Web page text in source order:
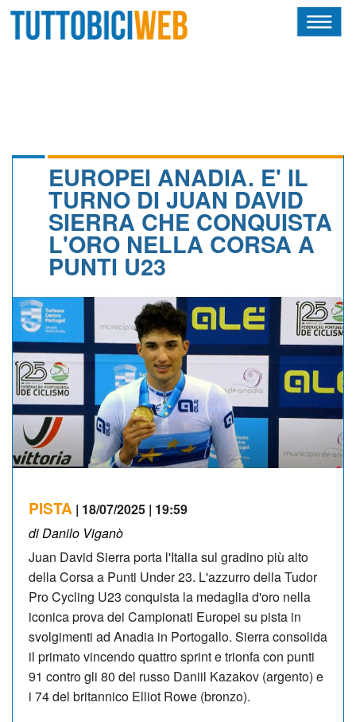
CALENDARIO
ALBI D'ORO
NEWSLETTER
EUROPEI ANADIA. E' IL
TURNO DI JUAN DAVID
SIERRA CHE CONQUISTA
L'ORO NELLA CORSA A
PUNTI U23
PISTA | 18/07/2025 | 19:59
di Danilo Viganò
Juan David Sierra porta l'Italia sul gradino più alto
della Corsa a Punti Under 23. L'azzurro della Tudor
Pro Cycling U23 conquista la medaglia d'oro nella
iconica prova dei Campionati Europei su pista in
svolgimenti ad Anadia in Portogallo. Sierra consolida
il primato vincendo quattro sprint e trionfa con punti
91 contro gli 80 del russo Daniil Kazakov (argento) e
i 74 del britannico Elliot Rowe (bronzo).